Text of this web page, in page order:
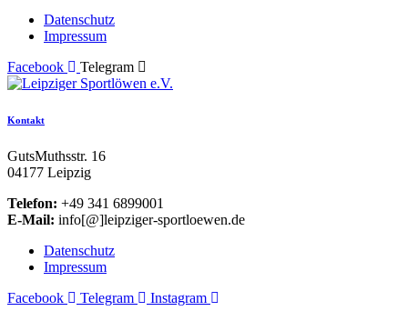
Datenschutz
Impressum
Facebook
Telegram
Kontakt
GutsMuthsstr. 16
04177 Leipzig
Telefon: +49 341 6899001
E-Mail: info[@]leipziger-sportloewen.de
Datenschutz
Impressum
Facebook
Telegram Instagram